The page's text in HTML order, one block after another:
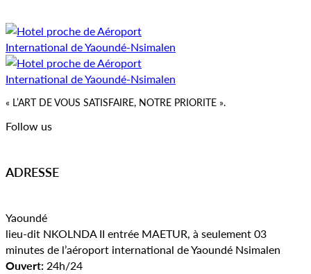
« L’ART DE VOUS SATISFAIRE, NOTRE PRIORITE ».
Follow us
ADRESSE
Yaoundé
lieu-dit NKOLNDA II entrée MAETUR, à seulement 03
minutes de l’aéroport international de Yaoundé Nsimalen
Ouvert:24h/24